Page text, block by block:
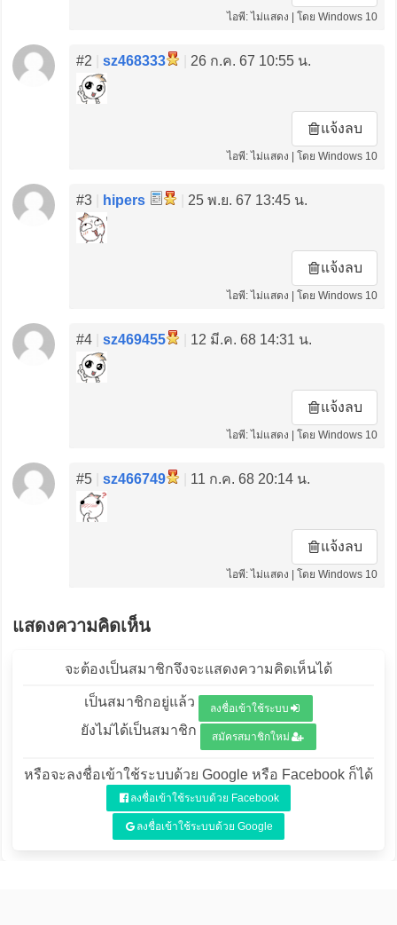
ไอพี: ไม่แสดง | โดย Windows 10
#2 sz468333 26 ก.ค. 67 10:55 น.
แจ้งลบ
ไอพี: ไม่แสดง | โดย Windows 10
#3 hipers 25 พ.ย. 67 13:45 น.
แจ้งลบ
ไอพี: ไม่แสดง | โดย Windows 10
#4 sz469455 12 มี.ค. 68 14:31 น.
แจ้งลบ
ไอพี: ไม่แสดง | โดย Windows 10
#5 sz466749 11 ก.ค. 68 20:14 น.
แจ้งลบ
ไอพี: ไม่แสดง | โดย Windows 10
แสดงความคิดเห็น
จะต้องเป็นสมาชิกจึงจะแสดงความคิดเห็นได้
เป็นสมาชิกอยู่แล้ว ลงชื่อเข้าใช้ระบบ
ยังไม่ได้เป็นสมาชิก สมัครสมาชิกใหม่
หรือจะลงชื่อเข้าใช้ระบบด้วย Google หรือ Facebook ก็ได้
ลงชื่อเข้าใช้ระบบด้วย Facebook
ลงชื่อเข้าใช้ระบบด้วย Google